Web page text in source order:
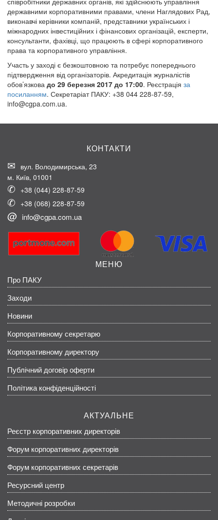
державними корпоративними правами, члени Наглядових Рад,
виконавчі керівники компаній, представники українських і
міжнародних інвестиційних і фінансових організацій, експерти,
консультанти, фахівці, що працюють в сфері корпоративного
права та корпоративного управління.
Участь у заході є безкоштовною та потребує попереднього
підтвердження від організаторів. Акредитація журналістів
обов’язкова до 29 березня 2017 до 17:00. Реєстрація за
посиланням. Секретаріат ПАКУ: +38 044 228-87-59,
info@cgpa.com.ua.
КОНТАКТИ
вул. Володимирська, 23
м. Київ, 01001
+38 (044) 228-87-59
+38 (068) 228-87-59
info@cgpa.com.ua
МЕНЮ
Про ПАКУ
Заходи
Новини
Корпоративному секретарю
Корпоративному директору
Публічний договір оферти
Політика конфіденційності
АКТУАЛЬНЕ
Реєстр корпоративних директорів
Форум корпоративних директорів
Форум корпоративних секретарів
Ресурсний центр
Методичні розробки